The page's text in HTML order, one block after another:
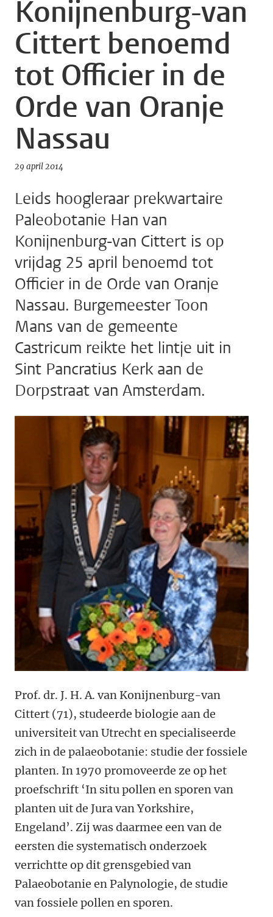
Konijnenburg-van
Cittert benoemd
tot Officier in de
Orde van Oranje
Nassau
29 april 2014
Leids hoogleraar prekwartaire
Paleobotanie Han van
Konijnenburg-van Cittert is op
vrijdag 25 april benoemd tot
Officier in de Orde van Oranje
Nassau. Burgemeester Toon
Mans van de gemeente
Castricum reikte het lintje uit in
Sint Pancratius Kerk aan de
Dorpstraat van Amsterdam.
Prof. dr. J. H. A. van Konijnenburg-van
Cittert (71), studeerde biologie aan de
universiteit van Utrecht en specialiseerde
zich in de palaeobotanie: studie der fossiele
planten. In 1970 promoveerde ze op het
proefschrift ‘In situ pollen en sporen van
planten uit de Jura van Yorkshire,
Engeland’. Zij was daarmee een van de
eersten die systematisch onderzoek
verrichtte op dit grensgebied van
Palaeobotanie en Palynologie, de studie
van fossiele pollen en sporen.